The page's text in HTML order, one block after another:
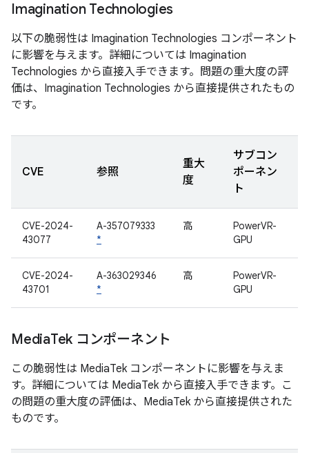
Imagination Technologies
以下の脆弱性は Imagination Technologies コンポーネント
に影響を与えます。詳細については Imagination
Technologies から直接入手できます。問題の重大度の評
価は、Imagination Technologies から直接提供されたもの
です。
CVE 参照
重大
度
サブコン
ポーネン
ト
CVE-2024-
43077
A-357079333
*
高
PowerVR-
GPU
CVE-2024-
43701
A-363029346
*
高
PowerVR-
GPU
MediaTek コンポーネント
この脆弱性は MediaTek コンポーネントに影響を与えま
す。詳細については MediaTek から直接入手できます。こ
の問題の重大度の評価は、MediaTek から直接提供された
ものです。